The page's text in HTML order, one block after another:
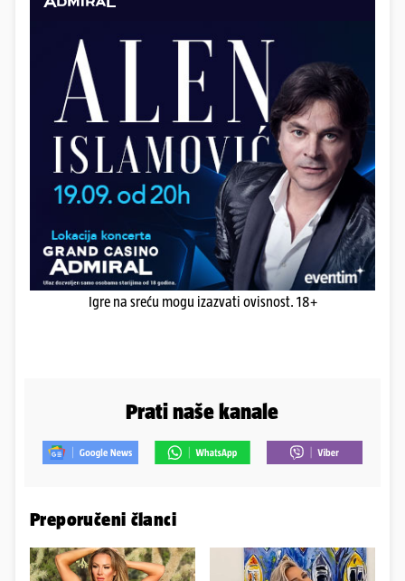
Igre na sreću mogu izazvati ovisnost. 18+
Prati naše kanale
Preporučeni članci